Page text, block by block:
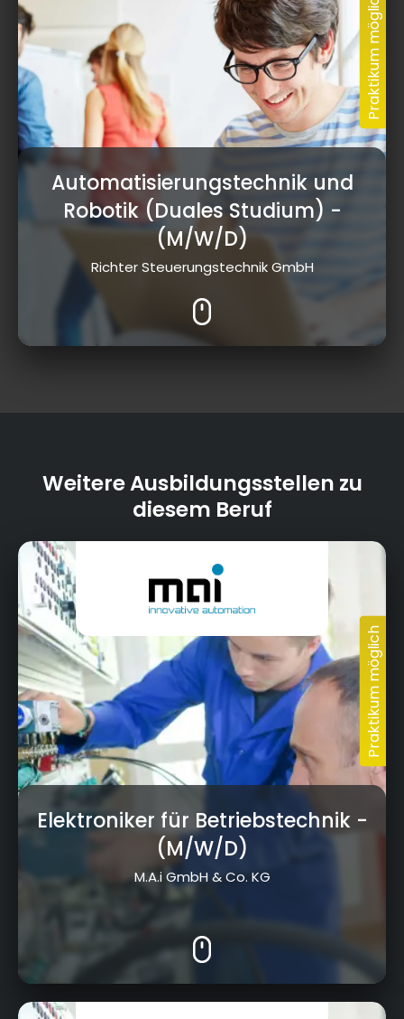
Automatisierungstechnik und
Robotik (Duales Studium) -
(M/W/D)
Richter Steuerungstechnik GmbH
Weitere Ausbildungsstellen zu
diesem Beruf
Elektroniker für Betriebstechnik-
(M/W/D)
M.A.i GmbH & Co. KG